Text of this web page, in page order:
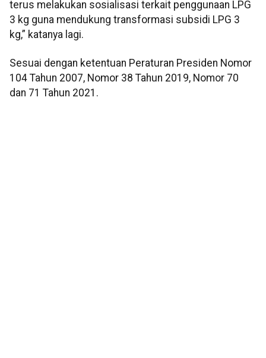
terus melakukan sosialisasi terkait penggunaan LPG
3 kg guna mendukung transformasi subsidi LPG 3
kg,” katanya lagi.
Sesuai dengan ketentuan Peraturan Presiden Nomor
104 Tahun 2007, Nomor 38 Tahun 2019, Nomor 70
dan 71 Tahun 2021.